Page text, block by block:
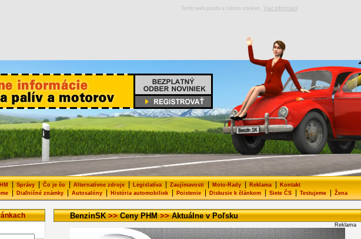
Tento web používa súbory cookies. Viac informácií
Správy Čo je čo Alternatívne zdroje Legislatíva Zaujímavosti Moto-Rady Reklama Kontakt
| Diaľničné známky| Autosalóny| História automobiliek| Poistenie| Diskusie k článkom| Siete ČS| Testujeme| Žena
BenzinSK>>Ceny PHM>>Aktuálne v Poľsku
Reklama